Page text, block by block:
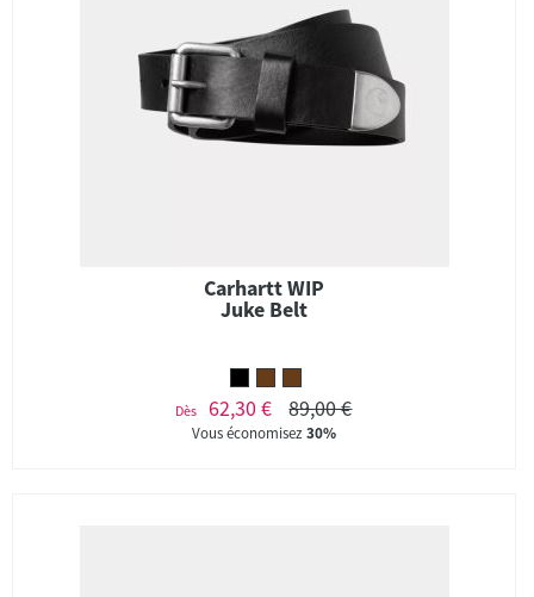
Carhartt WIP
Juke Belt
Dès 62,30 € 89,00 €
Vous économisez30%